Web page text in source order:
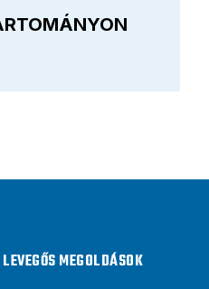
MEGOLDÁSOK